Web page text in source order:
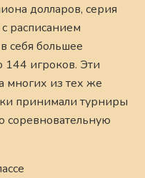
долларов, серия
расписанием
себя большее
144 игроков. Эти
многих из тех же
принимали турниры
соревновательную